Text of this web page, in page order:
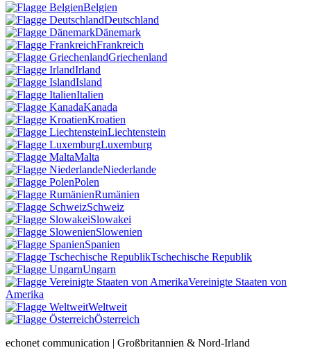
Belgien
Deutschland
Dänemark
Frankreich
Griechenland
Irland
Island
Italien
Kanada
Kroatien
Liechtenstein
Luxemburg
Malta
Niederlande
Polen
Rumänien
Schweiz
Slowakei
Slowenien
Spanien
Tschechische Republik
Ungarn
Vereinigte Staaten von
Amerika
Weltweit
Österreich
echonet communication | Großbritannien & Nord-Irland